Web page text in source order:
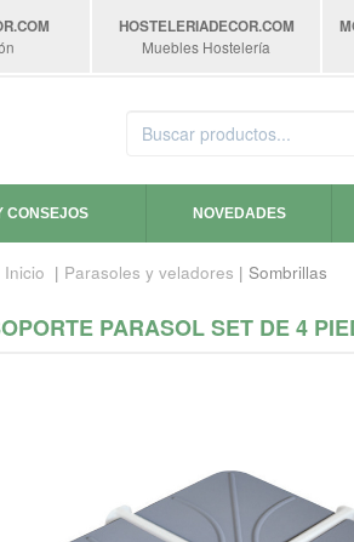
.COM
HOSTELERIADECOR.COM
Muebles Hostelería
CONSEJOS NOVEDADES
Inicio | Parasoles y veladores | Sombrillas
PARASOL SET DE 4